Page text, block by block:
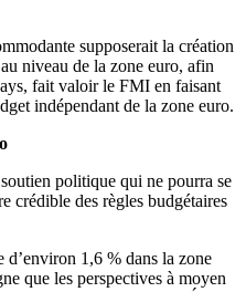
supposerait la création
niveau de la zone euro, afin
fait valoir le FMI en faisant
indépendant de la zone euro.
politique qui ne pourra se
crédible des règles budgétaires
1,6 % dans la zone
que les perspectives à moyen